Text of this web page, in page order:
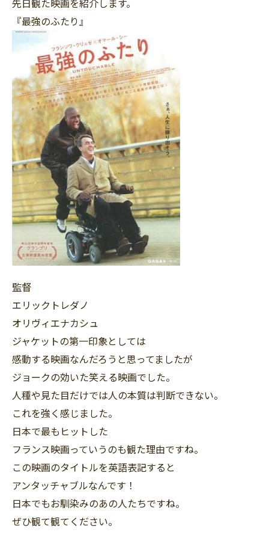
先日観た映画を紹介します。
『最強のふたり』
監督
エリックトレダノ
オリヴィエナカシュ
ジャケットの第一印象としては
感動する映画なんだろうと思ってましたが
ジョークの効いた笑える映画でした。
人種や見た目だけでは人の本質は判断できない。
これを強く感じました。
日本で最もヒットした
フランス映画っていうのも観た理由ですね。
この映画のタイトルを英語表記すると
アンタッチャブルなんです！
日本でもお馴染みのあの人たちですね。
ぜひ観て観てください。